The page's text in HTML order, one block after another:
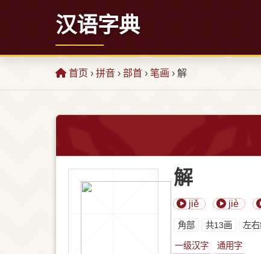
汉语字典
首页 › 拼音 › 部首 › 笔画 › 解
解
jiě jiè
⾓部 共13画 左
一级汉字 通用字